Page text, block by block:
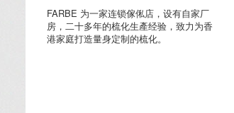
FARBE 为一家连锁傢俬店，设有自家厂
房，二十多年的梳化生產经验，致力为香
港家庭打造量身定制的梳化。